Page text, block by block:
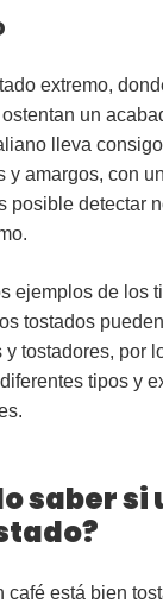
extremo,
un
lleva
y amargos, con
posible detectar
ejemplos de los
tostados
tostadores, por
tipos y
saber si
café está bien